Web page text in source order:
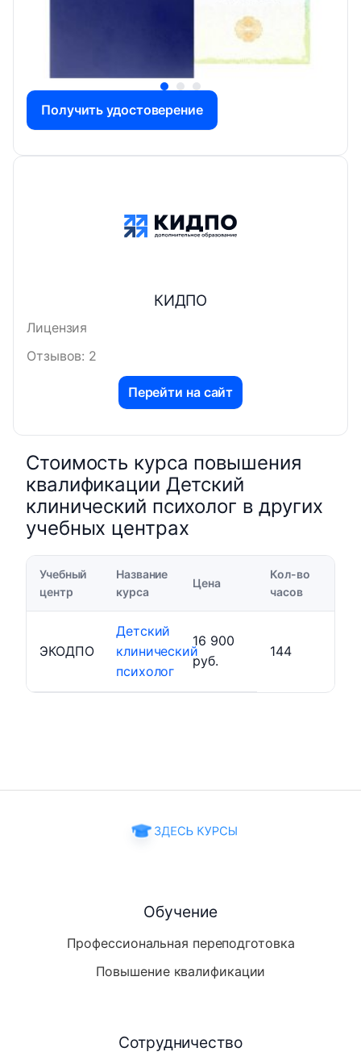
Получить удостоверение
КИДПО
Лицензия
Отзывов: 2
Перейти на сайт
Стоимость курса повышения
квалификации Детский
клинический психолог в других
учебных центрах
Учебный
центр
Название
курса
Цена
Кол-во
часов
ЭКОДПО
Детский
клинический
психолог
16 900
руб.
144
Обучение
Профессиональная переподготовка
Повышение квалификации
Сотрудничество